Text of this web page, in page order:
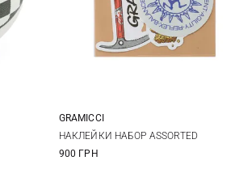
One Size
GRAMICCI
НАКЛЕЙКИ НАБОР ASSORTED
900 ГРН